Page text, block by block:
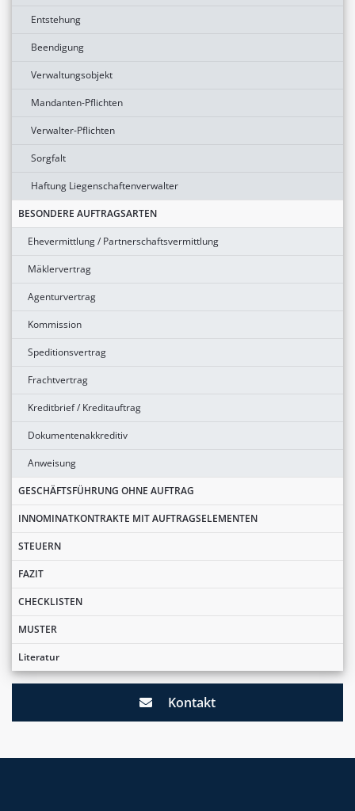
Entstehung
Beendigung
Verwaltungsobjekt
Mandanten-Pflichten
Verwalter-Pflichten
Sorgfalt
Haftung Liegenschaftenverwalter
BESONDERE AUFTRAGSARTEN
Ehevermittlung / Partnerschaftsvermittlung
Mäklervertrag
Agenturvertrag
Kommission
Speditionsvertrag
Frachtvertrag
Kreditbrief / Kreditauftrag
Dokumentenakkreditiv
Anweisung
GESCHÄFTSFÜHRUNG OHNE AUFTRAG
INNOMINATKONTRAKTE MIT AUFTRAGSELEMENTEN
STEUERN
FAZIT
CHECKLISTEN
MUSTER
Literatur
Kontakt